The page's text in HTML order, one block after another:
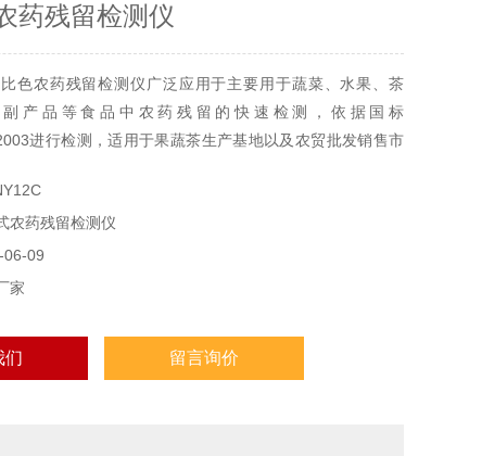
药残留检测仪
色农药残留检测仪广泛应用于主要用于蔬菜、水果、茶
产品等食品中农药残留的快速检测，依据国标
进行检测，适用于果蔬茶生产基地以及农贸批发销售市
农药残留检测仪
06-09
家
们 留言询价